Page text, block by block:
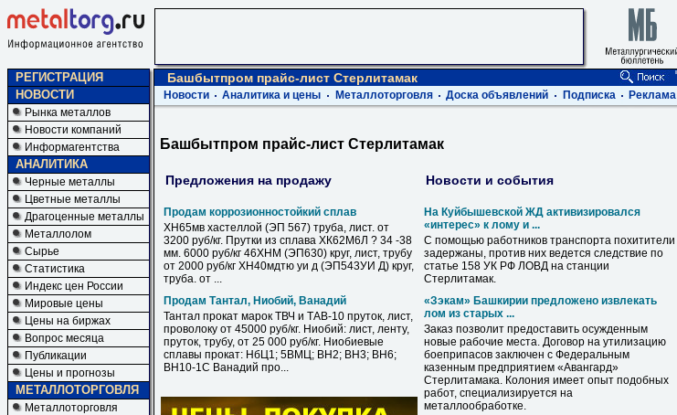
РЕГИСТРАЦИЯ
НОВОСТИ
Рынка металлов
Новости компаний
Информагентства
АНАЛИТИКА
Черные металлы
Цветные металлы
Драгоценные металлы
Металлолом
Сырье
Статистика
Индекс цен России
Мировые цены
Цены на биржах
Вопрос месяца
Публикации
Цены и прогнозы
МЕТАЛЛОТОРГОВЛЯ
Металлоторговля
Башбытпром прайс-лист Стерлитамак
Новости Аналитика и цены Металлоторговля Доска объявлений Подписка Реклама
Башбытпром прайс-лист Стерлитамак
Предложения на продажу
Продам коррозионностойкий сплав
ХН65мв хастеллой (ЭП 567) труба, лист. от
3200 руб/кг. Прутки из сплава ХК62М6Л ? 34 -38
мм. 6000 руб/кг 46ХНМ (ЭП630) круг, лист, трубу
от 2000 руб/кг ХН40мдтю уи д (ЭП543УИ Д) круг,
труба. от ...
Продам Тантал, Ниобий, Ванадий
Тантал прокат марок ТВЧ и ТАВ-10 пруток, лист,
проволоку от 45000 руб/кг. Ниобий: лист, ленту,
пруток, трубу, от 25 000 руб/кг. Ниобиевые
сплавы прокат: НбЦ1; 5ВМЦ; ВН2; ВН3; ВН6;
ВН10-1С Ванадий про...
Новости и события
На Куйбышевской ЖД активизировался
«интерес» к лому и ...
С помощью работников транспорта похитители
задержаны, против них ведется следствие по
статье 158 УК РФ ЛОВД на станции
Стерлитамак.
«Зэкам» Башкирии предложено извлекать
лом из старых ...
Заказ позволит предоставить осужденным
новые рабочие места. Договор на утилизацию
боеприпасов заключен с Федеральным
казенным предприятием «Авангард»
Стерлитамака. Колония имеет опыт подобных
работ, специализируется на
металлообработке.